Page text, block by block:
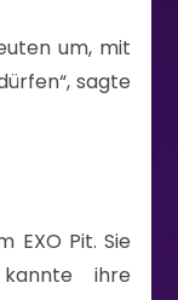
um, mit
sagte
EXO Pit. Sie
ihre